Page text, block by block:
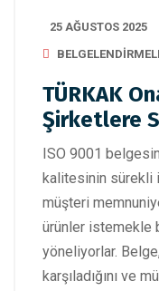
25 AĞUSTOS 2025
TÜRKAK
Şirketlere
ISO 9001
kalitesinin sürekli
müşteri
ürünler istemekle
yöneliyorlar.
karşıladığını ve